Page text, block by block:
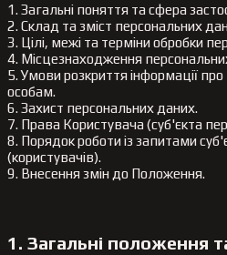
1. Загальні поняття та сфера
2. Склад та зміст персональних
3. Цілі, межі та терміни обробки
4. Місцезнаходження
5. Умови розкриття інформації про
особам.
6. Захист персональних даних.
7. Права Користувача (суб'єкта
8. Порядок роботи із запитами
(користувачів).
9. Внесення змін до Положення.
1. Загальні положення